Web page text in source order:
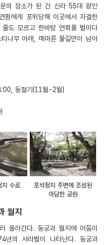
의 장소가 된 건 신라 55대 왕인
에게 포위당해 이곳에서 자결한
도 모르고 한바탕 연회를 벌이다
나무 아래, 메마른 물길만이 남아
동절기(11월~2월)
지 수로
포석정지 주변에 조성된
아담한 공원
월지
올라간다. 동궁과 월지에 어둠이
년의 서라벌이 나타난다. 동궁과